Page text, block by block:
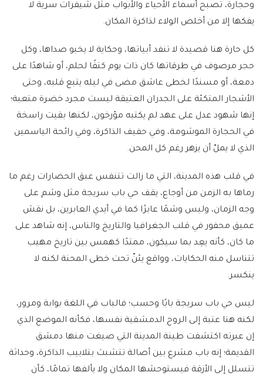
وحجارة، تصبح أسماء الأحياء والأبواب مثل شيفرات سرية لا
يفكها إلا من أخلص الولاء لذاكرة المكان.
كل حارة هنا قصيدة لا تنفد أبياتها، وحكاية لا يخبو صداها، وكل
حجر مرصوف في طرقاتها كان ذات يوم كتفًا لحلم، أو شاهدًا على
دمعة، أو مسندًا لخطى عاشق مضى في ليله يتبع قلبه، وحتى
الأشجار المتكئة على الجدران العتيقة ليست مجرد خضرة متعبة؛
إنها شهود عدل على عهد لم يكتبه مؤرخون، لكنها بقيت راسخة
في الحجارة الموشومة، وفي حفيف الذاكرة، وفي رائحة الياسمين
الذي لا يملّ أن يزهر رغم كل المحن.
في قلب هذه المدينة، التي ما زالت تتنفس عبق الحضارات رغم ما
رماها به الزمن من أوجاع، يقف حي باب سريجة مثل وشم على
وجه الزمان، وليس وشمًا عابرًا كما في أيدي العابرين، بل نقش
عميق محفور في قلب الجغرافيا والتاريخ والناس، إنه شاهد على
ما كان، كأنه يعِد بما سيكون، ممتدًا كهمس بين تاريخ مهيب
تتناسل منه الحكايات، وواقع يئنّ تحت خطى المحنة لكنه لا
ينكسر.
ليس حي باب سريجة بابًا وحسب؛ فالباب في اللغة بوابة ومرور،
لكنه هنا عتبة إلى الروح الدمشقية نفسها، فكأنه الموضع الذي
إن عبرته اكتشفت طينة المدينة التي صيغت منها دمشق
القديمة؛ إنه باب مشرع بين أصالة تتشبث بتلابيب الذاكرة، وحداثة
تتسلل إلى الأزقة فيستوحشها المكان ولا يألفها تمامًا، كأن